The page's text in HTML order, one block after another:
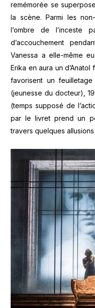
remémorée se
la scène. Parmi les
l’ombre de l’inceste
d’accouchement
Vanessa a elle-même
Erika en aura un
favorisent un
(jeunesse du docteur),
(temps supposé de
par le livret prend un
travers quelques